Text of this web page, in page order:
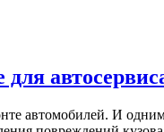
автомобилей. И